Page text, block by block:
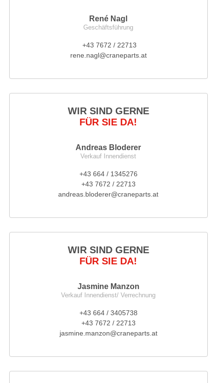
René Nagl
Geschäftsführung
+43 7672 / 22713
rene.nagl@craneparts.at
WIR SIND GERNE
FÜR SIE DA!
Andreas Bloderer
Verkauf Innendienst
+43 664 / 1345276
+43 7672 / 22713
andreas.bloderer@craneparts.at
WIR SIND GERNE
FÜR SIE DA!
Jasmine Manzon
Verkauf Innendienst/ Verrechnung
+43 664 / 3405738
+43 7672 / 22713
jasmine.manzon@craneparts.at